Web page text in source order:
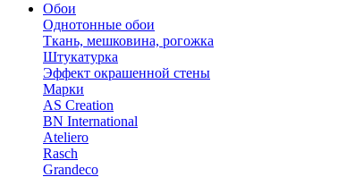
Обои
Однотонные обои
Ткань, мешковина, рогожка
Штукатурка
Эффект окрашенной стены
Марки
AS Creation
BN International
Ateliero
Rasch
Grandeco